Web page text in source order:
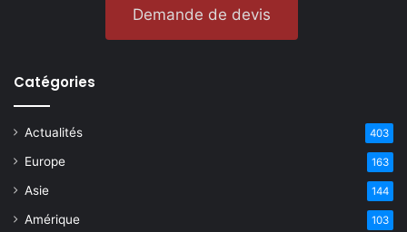
Demande de devis
Catégories
Actualités 403
Europe 163
Asie 144
Amérique 103